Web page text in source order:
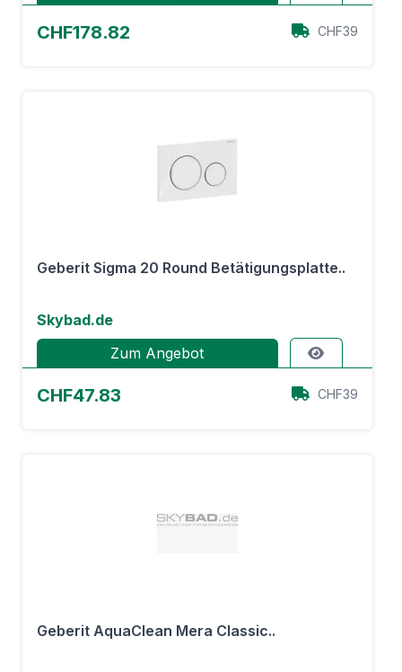
CHF178.82 CHF39
Geberit Sigma 20 Round Betätigungsplatte..
Skybad.de
Zum Angebot
CHF47.83 CHF39
Geberit AquaClean Mera Classic..